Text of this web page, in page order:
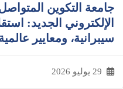
جامعة التكوين
الإلكتروني الجديد:
سيبرانية، ومعايير
29 يوليو 2026